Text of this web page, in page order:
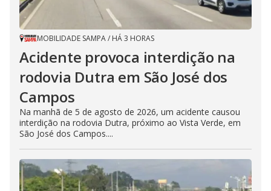
MOBILIDADE SAMPA/ HÁ 3 HORAS
Acidente provoca interdição na
rodovia Dutra em São José dos
Campos
Na manhã de 5 de agosto de 2026, um acidente causou
interdição na rodovia Dutra, próximo ao Vista Verde, em
São José dos Campos....